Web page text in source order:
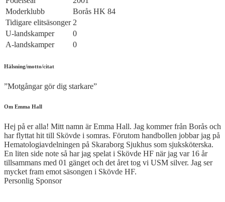
Moderklubb
Borås HK 84
Tidigare elitsäsonger 2
U-landskamper
0
A-landskamper
0
Hälsning/motto/citat
”Motgångar gör dig starkare”
Om Emma Hall
Hej på er alla! Mitt namn är Emma Hall. Jag kommer från Borås och
har flyttat hit till Skövde i somras. Förutom handbollen jobbar jag på
Hematologiavdelningen på Skaraborg Sjukhus som sjuksköterska.
En liten side note så har jag spelat i Skövde HF när jag var 16 år
tillsammans med 01 gänget och det året tog vi USM silver. Jag ser
mycket fram emot säsongen i Skövde HF.
Personlig Sponsor